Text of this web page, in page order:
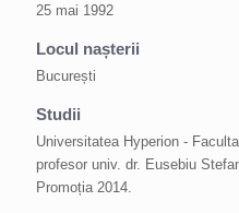
25 mai 1992
Locul nașterii
București
Studii
Universitatea Hyperion -
profesor univ. dr. Eusebiu
Promoția 2014.